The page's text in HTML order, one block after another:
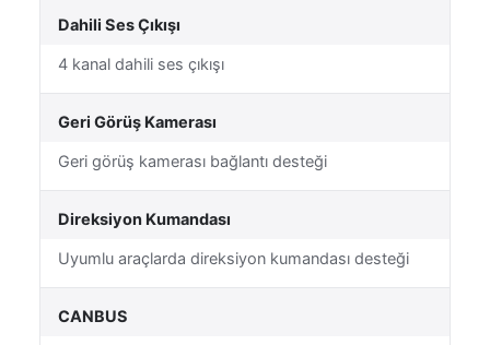
Dahili Ses Çıkışı
4 kanal dahili ses çıkışı
Geri Görüş Kamerası
Geri görüş kamerası bağlantı desteği
Direksiyon Kumandası
Uyumlu araçlarda direksiyon kumandası desteği
CANBUS